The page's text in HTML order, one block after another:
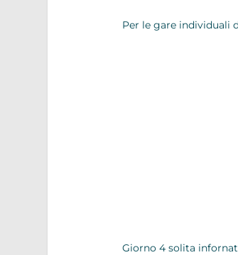
Per le gare individuali
Giorno 4 solita